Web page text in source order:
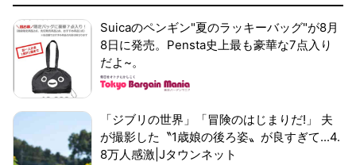
Suicaのペンギン"夏のラッキーバッグ"が8月
8日に発売。Pensta史上最も豪華な7点入り
だよ~。
「ジブリの世界」「冒険のはじまりだ!」 夫
が撮影した〝1歳娘の後ろ姿〟が良すぎて...4.
8万人感激|Jタウンネット